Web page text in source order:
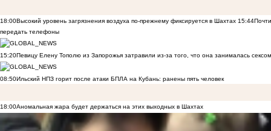
18:00Высокий уровень загрязнения воздуха по-прежнему фиксируется в Шахтах 15:44
передать телефоны
15:20Певицу Елену Тополю из Запорожья затравили из-за того, что она занималась
08:50Ильский НПЗ горит после атаки БПЛА на Кубань: ранены пять человек
18:00Аномальная жара будет держаться на этих выходных в Шахтах